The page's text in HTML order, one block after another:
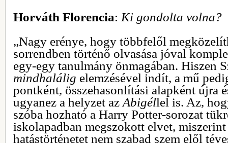
Horváth Florencia: Ki gondolta volna?
„Nagy erénye, hogy többfelől
sorrendben történő olvasása jóval
egy-egy tanulmány önmagában. Hiszen
mindhalálig elemzésével indít, a mű
pontként, összehasonlítási alapként újra
ugyanez a helyzet az Abigéllel is. Az,
szóba hozható a Harry Potter-sorozat
iskolapadban megszokott elvet,
hatástörténetet nem szabad szem elől